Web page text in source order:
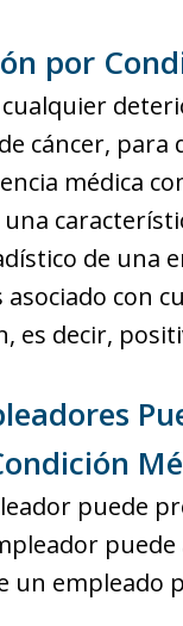
por
cáncer,
médica
de una
con
es decir,
puede
un empleado